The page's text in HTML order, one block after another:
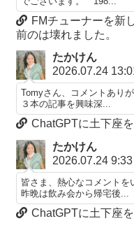
FMチューナーを新
前のは壊れました。
たかけん
2026.07.24
Tomyさん、コメントあり
３本の記事を興味深...
ChatGPTに土下座
たかけん
2026.07.24 9:33
皆さま、熱心なコメント
昨晩は飲み会から帰宅後...
ChatGPTに土下座